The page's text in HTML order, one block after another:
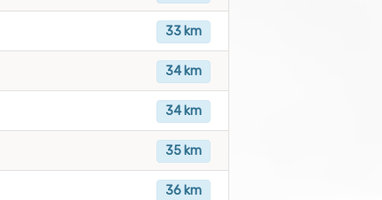
33 km
34 km
34 km
35 km
36 km